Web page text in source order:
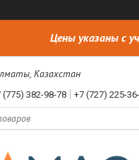
Цены указаны с
Казахстан
(775) 382-98-78 +7 (727) 225-